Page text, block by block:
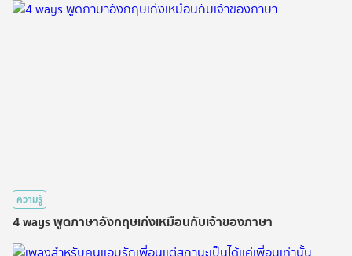
ความรู้
4 ways พูดภาษาอังกฤษเก่งเหมือนกับเจ้าของภาษา